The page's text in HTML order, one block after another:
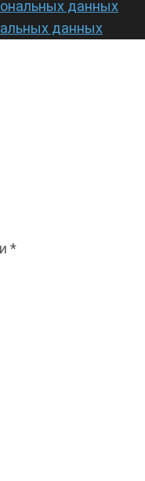
данных
данных
*